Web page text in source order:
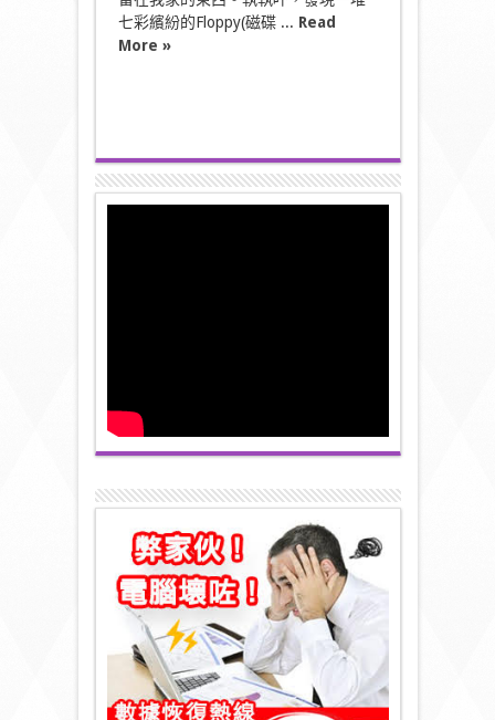
七彩繽紛的Floppy(磁碟 ... Read
More »